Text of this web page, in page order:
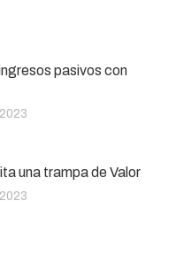
pasivos con
una trampa de Valor